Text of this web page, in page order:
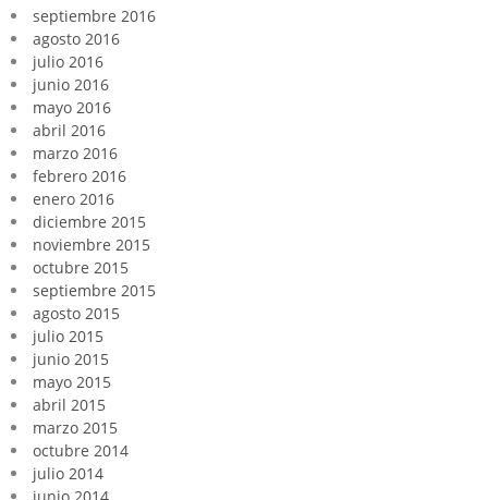
septiembre 2016
agosto 2016
julio 2016
junio 2016
mayo 2016
abril 2016
marzo 2016
febrero 2016
enero 2016
diciembre 2015
noviembre 2015
octubre 2015
septiembre 2015
agosto 2015
julio 2015
junio 2015
mayo 2015
abril 2015
marzo 2015
octubre 2014
julio 2014